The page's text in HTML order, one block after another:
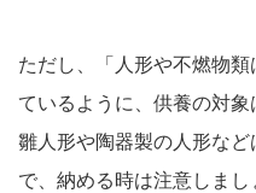
ただし、「人形や不燃物
ているように、供養の対象
雛人形や陶器製の人形な
で、納める時は注意しまし